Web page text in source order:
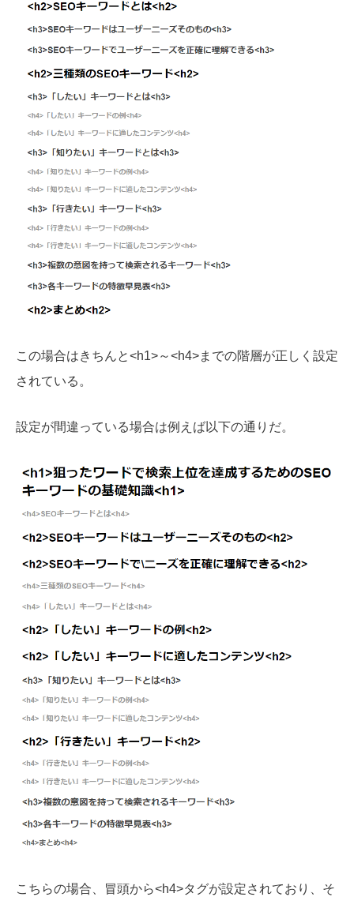
この場合はきちんと<h1>～<h4>までの階層が正しく設定
されている。
設定が間違っている場合は例えば以下の通りだ。
こちらの場合、冒頭から<h4>タグが設定されており、そ